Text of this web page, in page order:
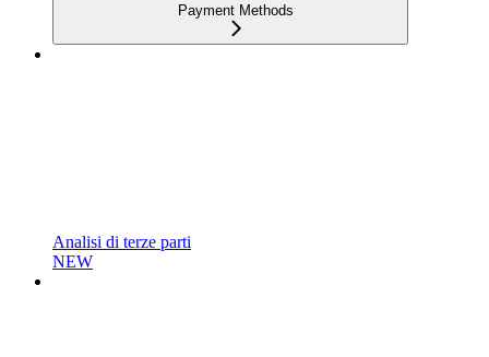
Payment Methods
Analisi di terze parti
NEW